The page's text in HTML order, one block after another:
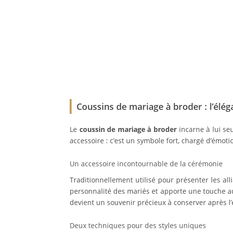
Coussins de mariage à broder :
Le coussin de mariage à broderincarne à lui
accessoire : c’est un symbole fort, chargé
Un accessoire incontournable de la cérémonie
Traditionnellement utilisé pour présenter les
personnalité des mariés et apporte une touche
devient un souvenir précieux à conserver après
Deux techniques pour des styles uniques